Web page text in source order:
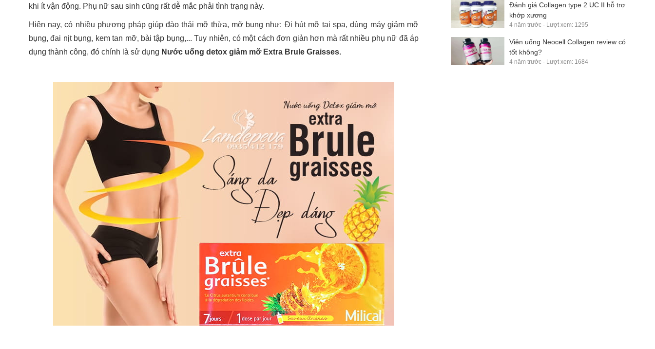
khi ít vận động. Phụ nữ sau sinh cũng rất dễ mắc phải tình trạng này.
Hiện nay, có nhiều phương pháp giúp đào thải mỡ thừa, mỡ bụng như: Đi hút mỡ tại spa, dùng máy giảm mỡ
bụng, đai nịt bụng, kem tan mỡ, bài tập bụng,... Tuy nhiên, có một cách đơn giản hơn mà rất nhiều phụ nữ đã áp
dụng thành công, đó chính là sử dụng Nước uống detox giảm mỡ Extra Brule Graisses.
Đánh giá Collagen type 2 UC II hỗ trợ
khớp xương
4 năm trước - Lượt xem: 1295
Viên uống Neocell Collagen review có
tốt không?
4 năm trước - Lượt xem: 1684